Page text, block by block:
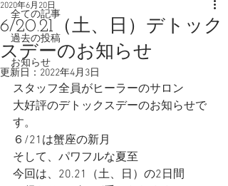
全ての記事
過去の投稿
お知らせ
6/20.21（土、日）デトック
スデーのお知らせ
2020年6月20日
更新日： 2022年4月3日
スタッフ全員がヒーラーのサロン
大好評のデトックスデーのお知らせで
す。
６/21は蟹座の新月
そして、パワフルな夏至
今回は、20.21（土、日）の2日間